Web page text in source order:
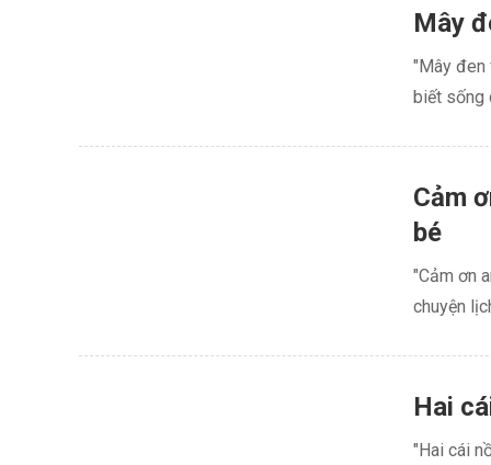
Mây
"Mây đen
biết sống
Cảm
bé
"Cảm ơn
chuyện
Hai
"Hai cái